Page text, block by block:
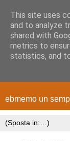
ebmemo un
This site uses
and to analyze
shared with
metrics to
statistics, and